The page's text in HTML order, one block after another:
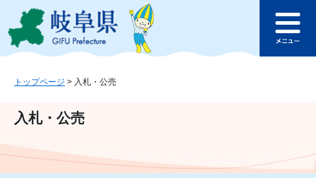
ジ
ュ
文
このページの本文へ
ュ
トップページ > 入札・公売
入札・公売